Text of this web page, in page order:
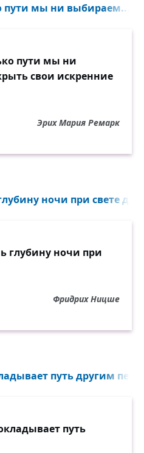
пути мы ни выбираем...
пути мы ни
свои искренние
Эрих Мария Ремарк
ночи при свете
глубину ночи при
Фридрих Ницше
путь другим
путь